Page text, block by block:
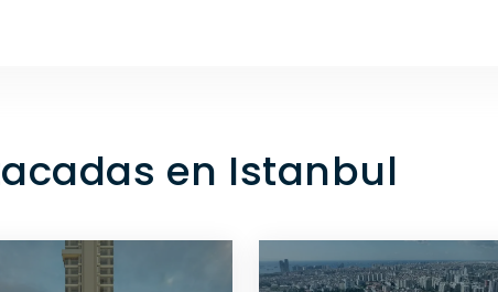
en Istanbul